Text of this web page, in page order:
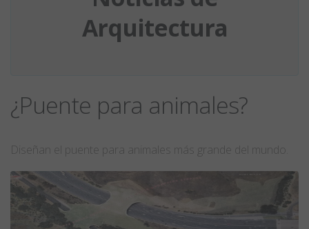
Arquitectura
¿Puente para animales?
Diseñan el puente para animales más grande del mundo.